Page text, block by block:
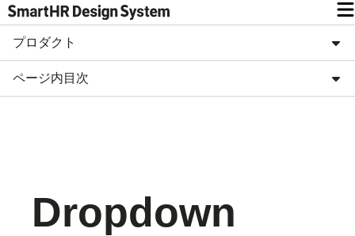
プロダクト
ページ内目次
Dropdown